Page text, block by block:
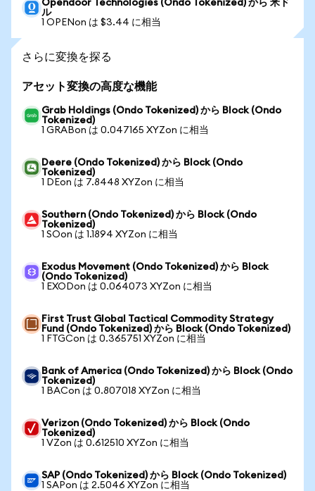
Opendoor Technologies (Ondo Tokenized) から 米ド
ル
1 OPENon は $3.44 に相当
さらに変換を探る
アセット変換の高度な機能
Grab Holdings (Ondo Tokenized) から Block (Ondo
Tokenized)
1 GRABon は 0.047165 XYZon に相当
Deere (Ondo Tokenized) から Block (Ondo
Tokenized)
1 DEon は 7.8448 XYZon に相当
Southern (Ondo Tokenized) から Block (Ondo
Tokenized)
1 SOon は 1.1894 XYZon に相当
Exodus Movement (Ondo Tokenized) から Block
(Ondo Tokenized)
1 EXODon は 0.064073 XYZon に相当
First Trust Global Tactical Commodity Strategy
Fund (Ondo Tokenized) から Block (Ondo Tokenized)
1 FTGCon は 0.365751 XYZon に相当
Bank of America (Ondo Tokenized) から Block (Ondo
Tokenized)
1 BACon は 0.807018 XYZon に相当
Verizon (Ondo Tokenized) から Block (Ondo
Tokenized)
1 VZon は 0.612510 XYZon に相当
SAP (Ondo Tokenized) から Block (Ondo Tokenized)
1 SAPon は 2.5046 XYZon に相当